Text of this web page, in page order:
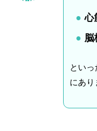
心
脳
といっ
にあり